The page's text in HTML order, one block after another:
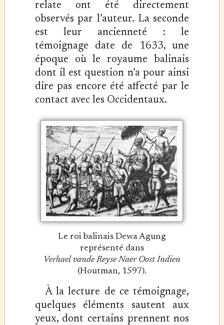
relate ont été directement
observés par l’auteur. La seconde
est leur ancienneté : le
témoignage date de 1633, une
époque où le royaume balinais
dont il est question n’a pour ainsi
dire pas encore été affecté par le
contact avec les Occidentaux.
Le roi balinais Dewa Agung
représenté dans
Verhael vande Reyse Naer Oost Indien
(Houtman, 1597).
À la lecture de ce témoignage,
quelques éléments sautent aux
yeux, dont certains prennent nos